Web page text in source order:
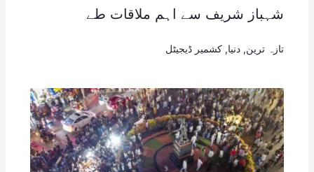
شہباز شریف سے اہم ملاقات طے
تازہ ترین دنیا کشمیر ڈیجیٹل